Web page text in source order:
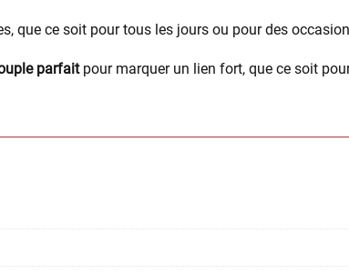
que ce soit pour tous les jours ou pour des
parfaitpour marquer un lien fort, que ce soit